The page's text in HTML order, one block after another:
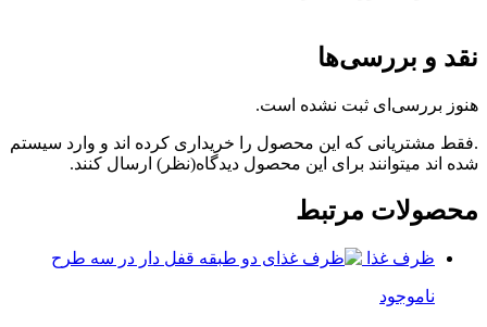
نقد و بررسی‌ها
هنوز بررسی‌ای ثبت نشده است.
.فقط مشتریانی که این محصول را خریداری کرده اند و وارد سیستم
شده اند میتوانند برای این محصول دیدگاه(نظر) ارسال کنند.
محصولات مرتبط
ظرف غذا
ناموجود